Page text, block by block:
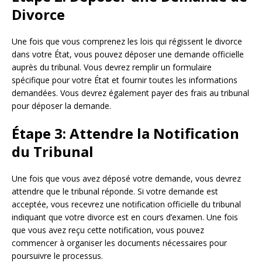
Divorce
Une fois que vous comprenez les lois qui régissent le divorce
dans votre État, vous pouvez déposer une demande officielle
auprès du tribunal. Vous devrez remplir un formulaire
spécifique pour votre État et fournir toutes les informations
demandées. Vous devrez également payer des frais au tribunal
pour déposer la demande.
Étape 3: Attendre la Notification
du Tribunal
Une fois que vous avez déposé votre demande, vous devrez
attendre que le tribunal réponde. Si votre demande est
acceptée, vous recevrez une notification officielle du tribunal
indiquant que votre divorce est en cours d’examen. Une fois
que vous avez reçu cette notification, vous pouvez
commencer à organiser les documents nécessaires pour
poursuivre le processus.